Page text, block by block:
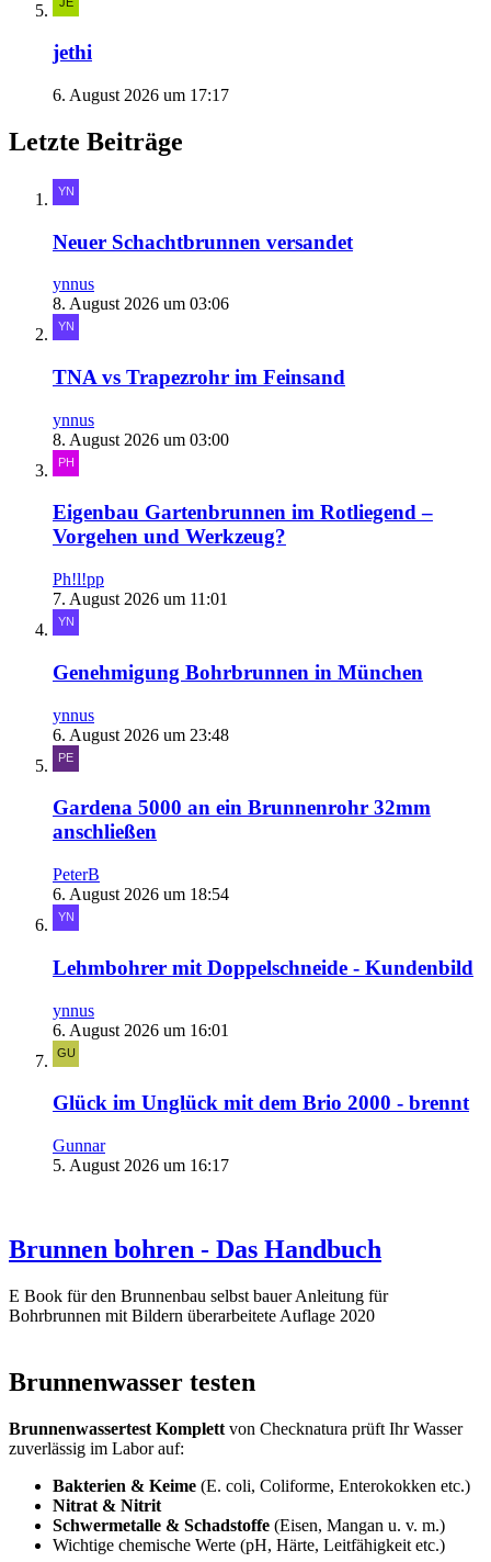
jethi
6. August 2026 um 17:17
Letzte Beiträge
Neuer Schachtbrunnen versandet
ynnus
8. August 2026 um 03:06
TNA vs Trapezrohr im Feinsand
ynnus
8. August 2026 um 03:00
Eigenbau Gartenbrunnen im Rotliegend –
Vorgehen und Werkzeug?
Ph!l!pp
7. August 2026 um 11:01
Genehmigung Bohrbrunnen in München
ynnus
6. August 2026 um 23:48
Gardena 5000 an ein Brunnenrohr 32mm
anschließen
PeterB
6. August 2026 um 18:54
Lehmbohrer mit Doppelschneide - Kundenbild
ynnus
6. August 2026 um 16:01
Glück im Unglück mit dem Brio 2000 - brennt
Gunnar
5. August 2026 um 16:17
Brunnen bohren - Das Handbuch
E Book für den Brunnenbau selbst bauer Anleitung für
Bohrbrunnen mit Bildern überarbeitete Auflage 2020
Brunnenwasser testen
Brunnenwassertest Komplett von Checknatura prüft Ihr Wasser
zuverlässig im Labor auf:
Bakterien & Keime (E. coli, Coliforme, Enterokokken etc.)
Nitrat & Nitrit
Schwermetalle & Schadstoffe (Eisen, Mangan u. v. m.)
Wichtige chemische Werte (pH, Härte, Leitfähigkeit etc.)